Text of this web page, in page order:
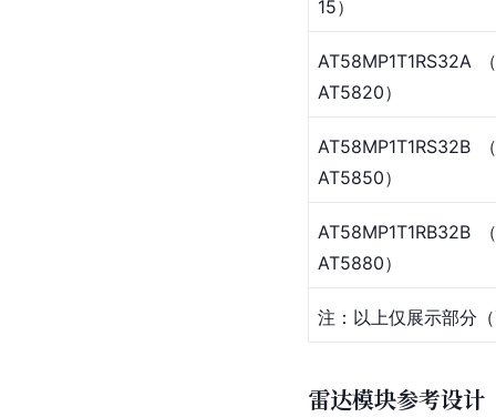
15）
AT58MP1T1RS32A（
AT5820）
AT58MP1T1RS32B（
AT5850）
AT58MP1T1RB32B（
AT5880）
注：以上仅展示部分
雷达模块参考设计